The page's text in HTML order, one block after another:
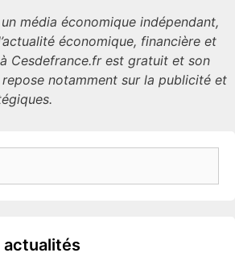
média économique indépendant,
économique, financière et
Cesdefrance.fr est gratuit et son
notamment sur la publicité et
actualités